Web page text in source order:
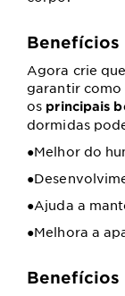
Agora crie
garantir como
os principais
dormidas
●Melhor do
●Ajuda a
●Melhora a